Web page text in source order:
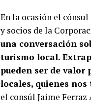
En la ocasión el
y socios de la
una conversación
turismo local.
pueden ser de valor
locales, quienes
el consúl Jaime Ferraz